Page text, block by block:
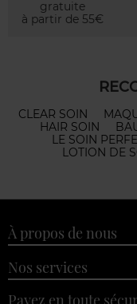
gratuite
à partir de 55€
CLEAR SOIN
HAIR SOIN
LE SOIN
LOTION DE
À propos de nous
Nos services
Payez en toute